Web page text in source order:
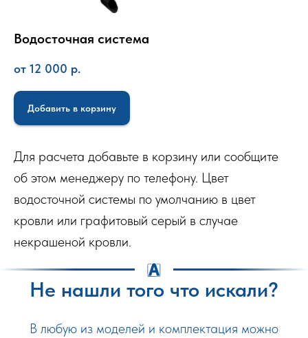
Водосточная система
от 12 000 р.
Добавить в корзину
Для расчета добавьте в корзину или сообщите
об этом менеджеру по телефону. Цвет
водосточной системы по умолчанию в цвет
кровли или графитовый серый в случае
некрашеной кровли.
Не нашли того что искали?
В любую из моделей и комплектация можно